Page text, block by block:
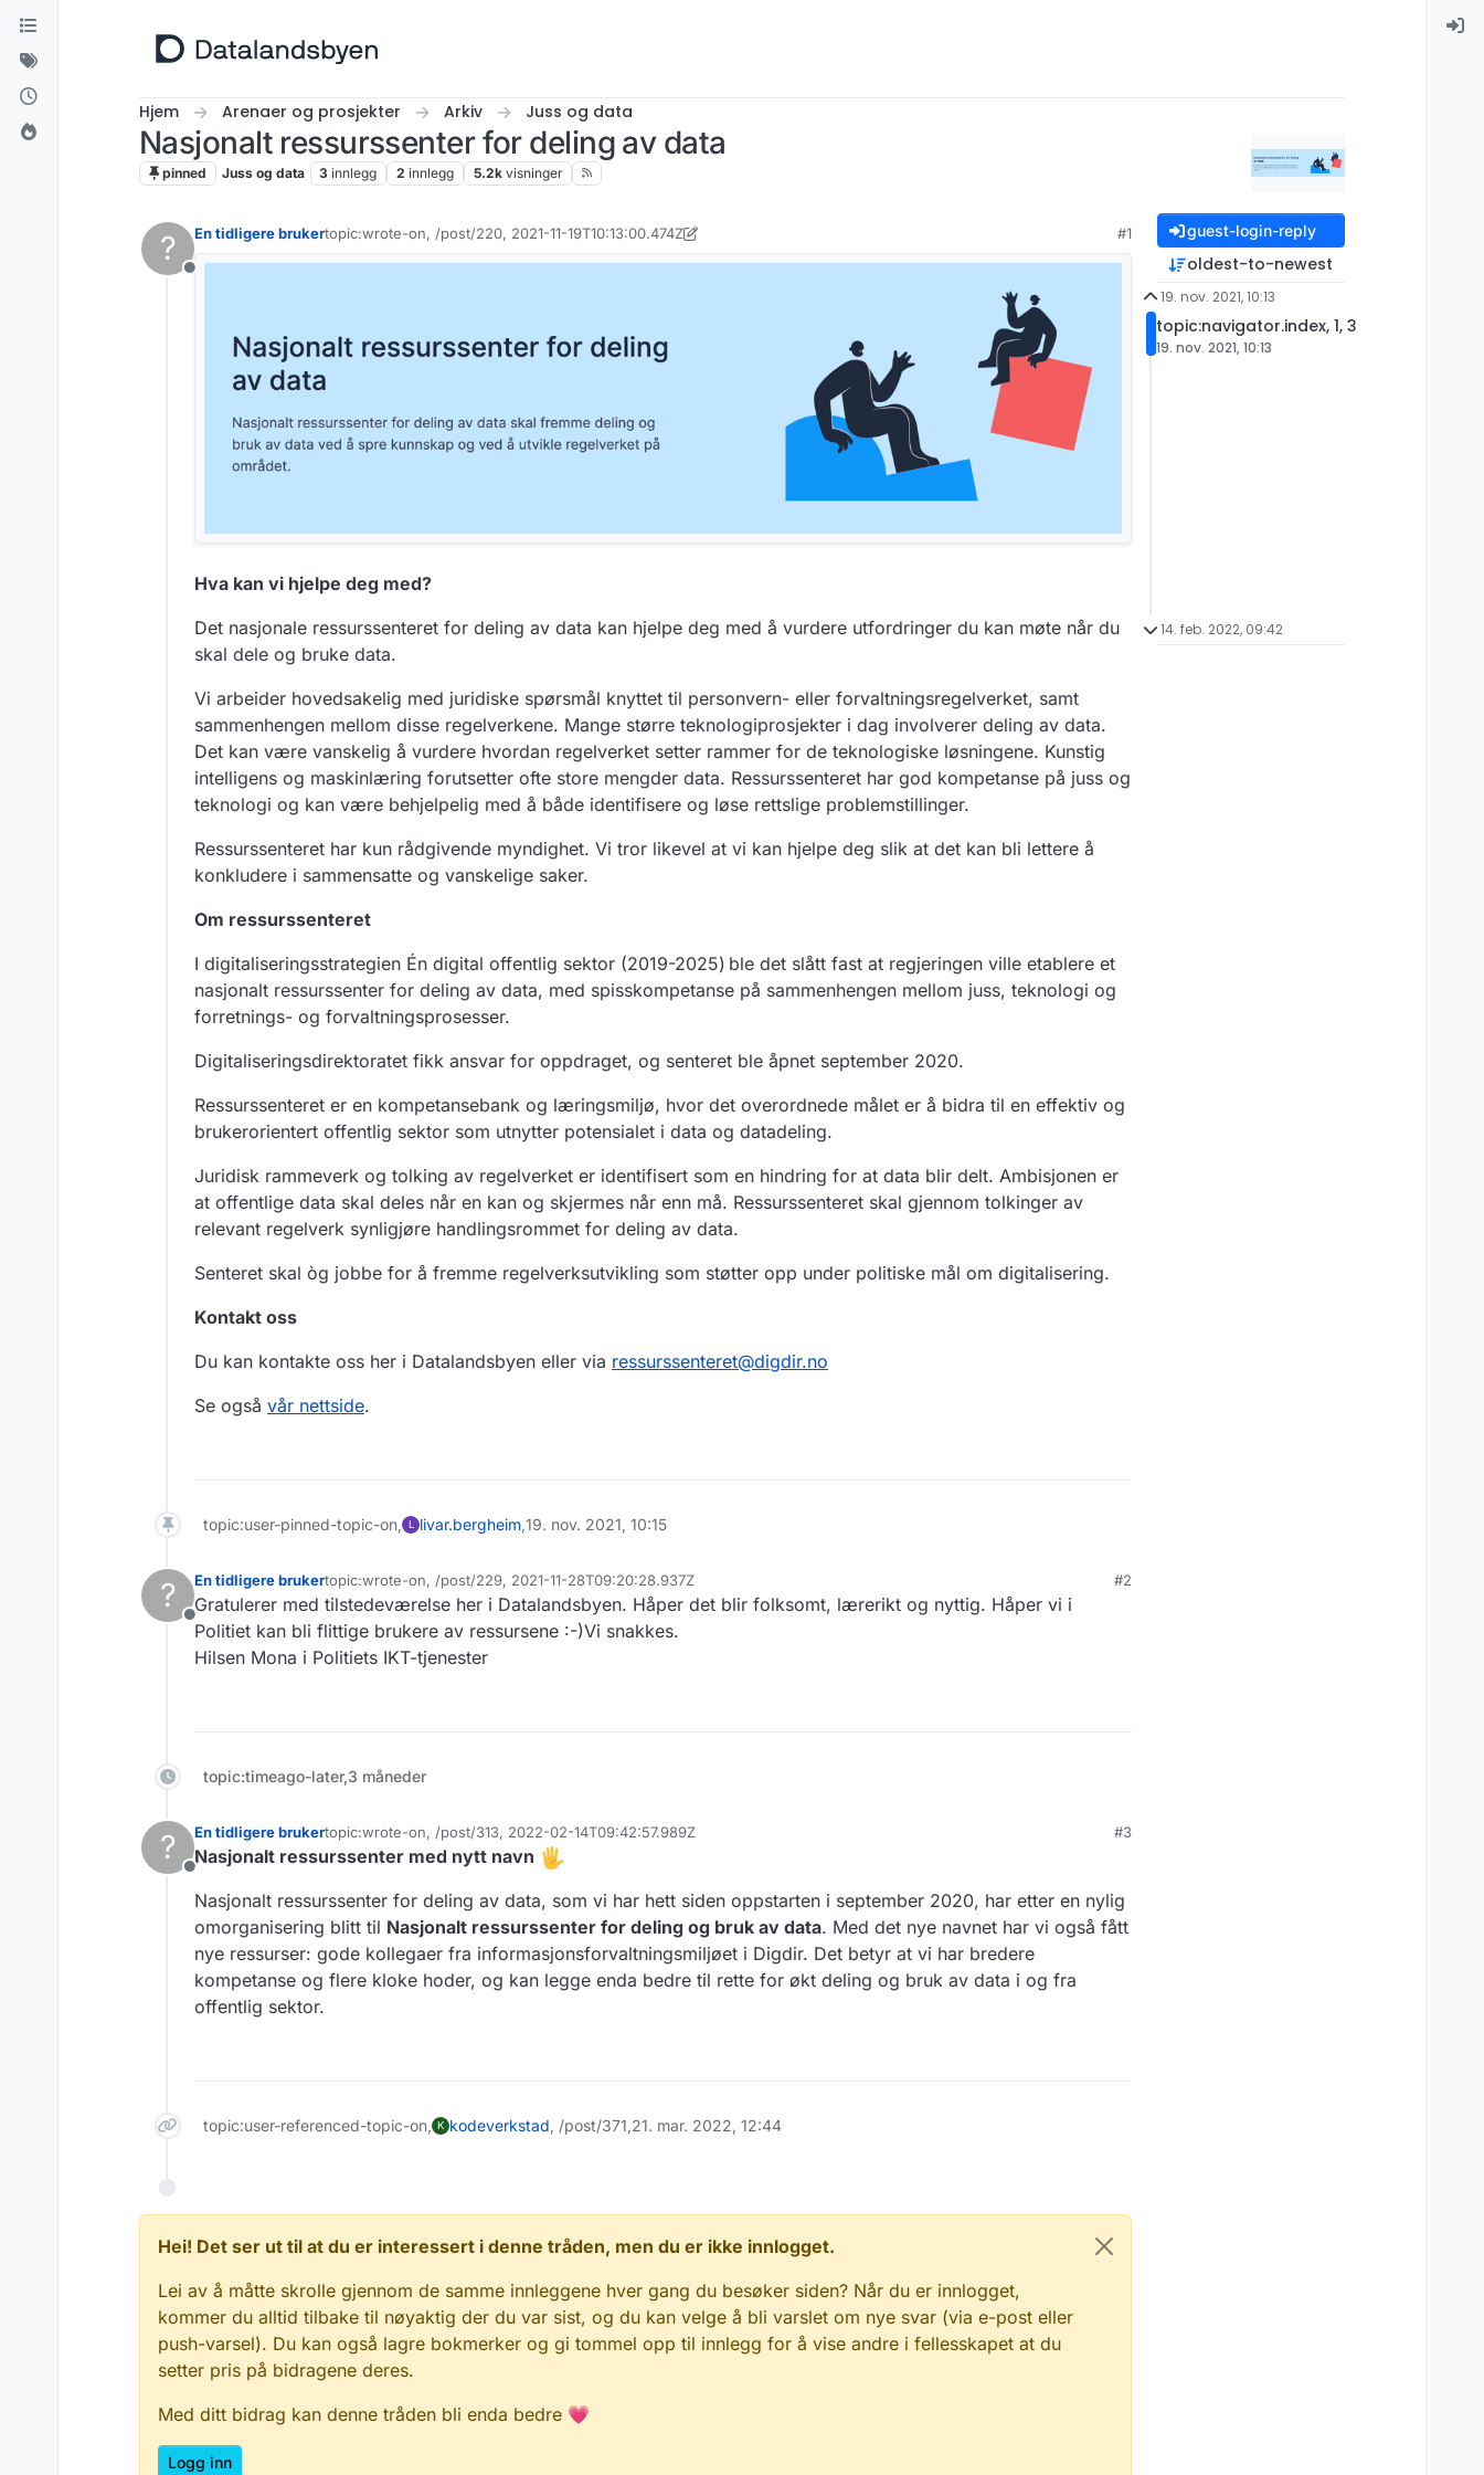
Hopp til innhold
Hjem Arenaer og prosjekter Arkiv Juss og data
Nasjonalt ressurssenter for deling av data
pinned Juss og data 3 innlegg 2 innlegg 5.2k visninger
?
Frakoblet
En tidligere brukertopic:wrote-on, /post/220, 2021-11-19T10:13:00.474Z
Sist endret av livar.bergheim
#1
Hva kan vi hjelpe deg med?
Det nasjonale ressurssenteret for deling av data kan hjelpe deg med å vurdere utfordringer du kan møte når du
skal dele og bruke data.
Vi arbeider hovedsakelig med juridiske spørsmål knyttet til personvern- eller forvaltningsregelverket, samt
sammenhengen mellom disse regelverkene. Mange større teknologiprosjekter i dag involverer deling av data.
Det kan være vanskelig å vurdere hvordan regelverket setter rammer for de teknologiske løsningene. Kunstig
intelligens og maskinlæring forutsetter ofte store mengder data. Ressurssenteret har god kompetanse på juss og
teknologi og kan være behjelpelig med å både identifisere og løse rettslige problemstillinger.
Ressurssenteret har kun rådgivende myndighet. Vi tror likevel at vi kan hjelpe deg slik at det kan bli lettere å
konkludere i sammensatte og vanskelige saker.
Om ressurssenteret
I digitaliseringsstrategien Én digital offentlig sektor (2019-2025) ble det slått fast at regjeringen ville etablere et
nasjonalt ressurssenter for deling av data, med spisskompetanse på sammenhengen mellom juss, teknologi og
forretnings- og forvaltningsprosesser.
Digitaliseringsdirektoratet fikk ansvar for oppdraget, og senteret ble åpnet september 2020.
Ressurssenteret er en kompetansebank og læringsmiljø, hvor det overordnede målet er å bidra til en effektiv og
brukerorientert offentlig sektor som utnytter potensialet i data og datadeling.
Juridisk rammeverk og tolking av regelverket er identifisert som en hindring for at data blir delt. Ambisjonen er
at offentlige data skal deles når en kan og skjermes når enn må. Ressurssenteret skal gjennom tolkinger av
relevant regelverk synligjøre handlingsrommet for deling av data.
Senteret skal òg jobbe for å fremme regelverksutvikling som støtter opp under politiske mål om digitalisering.
Kontakt oss
Du kan kontakte oss her i Datalandsbyen eller via ressurssenteret@digdir.no
Se også vår nettside.
topic:user-pinned-topic-on, L livar.bergheim,19. nov. 2021, 10:15
?
Frakoblet
En tidligere brukertopic:wrote-on, /post/229, 2021-11-28T09:20:28.937Z
Sist endret av
#2
Gratulerer med tilstedeværelse her i Datalandsbyen. Håper det blir folksomt, lærerikt og nyttig. Håper vi i
Politiet kan bli flittige brukere av ressursene :-)Vi snakkes.
Hilsen Mona i Politiets IKT-tjenester
topic:timeago-later,3 måneder
?
Frakoblet
En tidligere brukertopic:wrote-on, /post/313, 2022-02-14T09:42:57.989Z
Sist endret av
#3
Nasjonalt ressurssenter med nytt navn
Nasjonalt ressurssenter for deling av data, som vi har hett siden oppstarten i september 2020, har etter en nylig
omorganisering blitt til Nasjonalt ressurssenter for deling og bruk av data. Med det nye navnet har vi også fått
nye ressurser: gode kollegaer fra informasjonsforvaltningsmiljøet i Digdir. Det betyr at vi har bredere
kompetanse og flere kloke hoder, og kan legge enda bedre til rette for økt deling og bruk av data i og fra
offentlig sektor.
topic:user-referenced-topic-on, K kodeverkstad, /post/371,21. mar. 2022, 12:44
Hei! Det ser ut til at du er interessert i denne tråden, men du er ikke innlogget.
Lei av å måtte skrolle gjennom de samme innleggene hver gang du besøker siden? Når du er innlogget,
kommer du alltid tilbake til nøyaktig der du var sist, og du kan velge å bli varslet om nye svar (via e-post eller
push-varsel). Du kan også lagre bokmerker og gi tommel opp til innlegg for å vise andre i fellesskapet at du
setter pris på bidragene deres.
Med ditt bidrag kan denne tråden bli enda bedre 💗
Logg inn
guest-login-reply
oldest-to-newest
19. nov. 2021, 10:13
topic:navigator.index, 1, 3
19. nov. 2021, 10:13
14. feb. 2022, 09:42